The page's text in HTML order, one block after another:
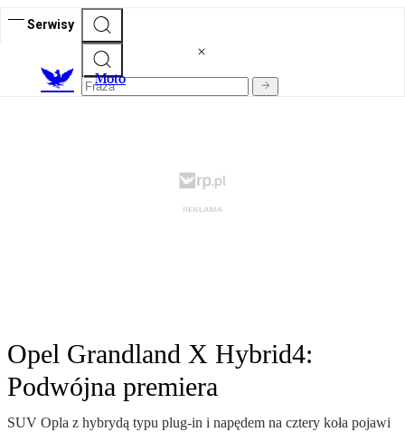
Serwisy
Moto
Opel Grandland X Hybrid4:
Podwójna premiera
SUV Opla z hybrydą typu plug-in i napędem na cztery koła pojawi